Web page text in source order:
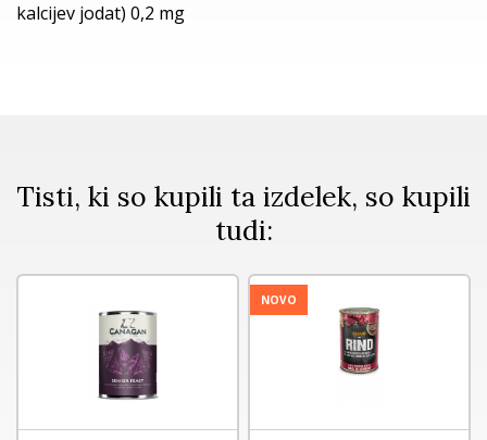
kalcijev jodat) 0,2 mg
Tisti, ki so kupili ta izdelek, so kupili
tudi:
NOVO